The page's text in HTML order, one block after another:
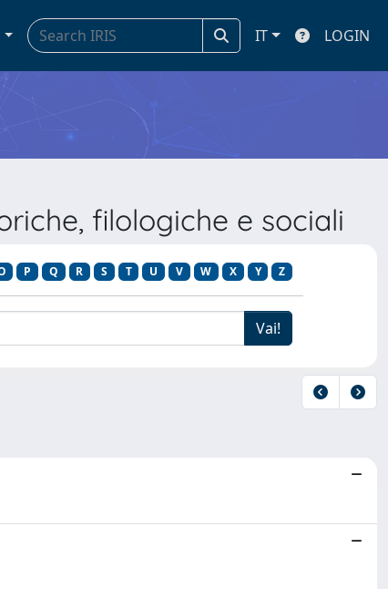
IT LOGIN
filologiche e sociali
P Q R S T U V W X Y Z